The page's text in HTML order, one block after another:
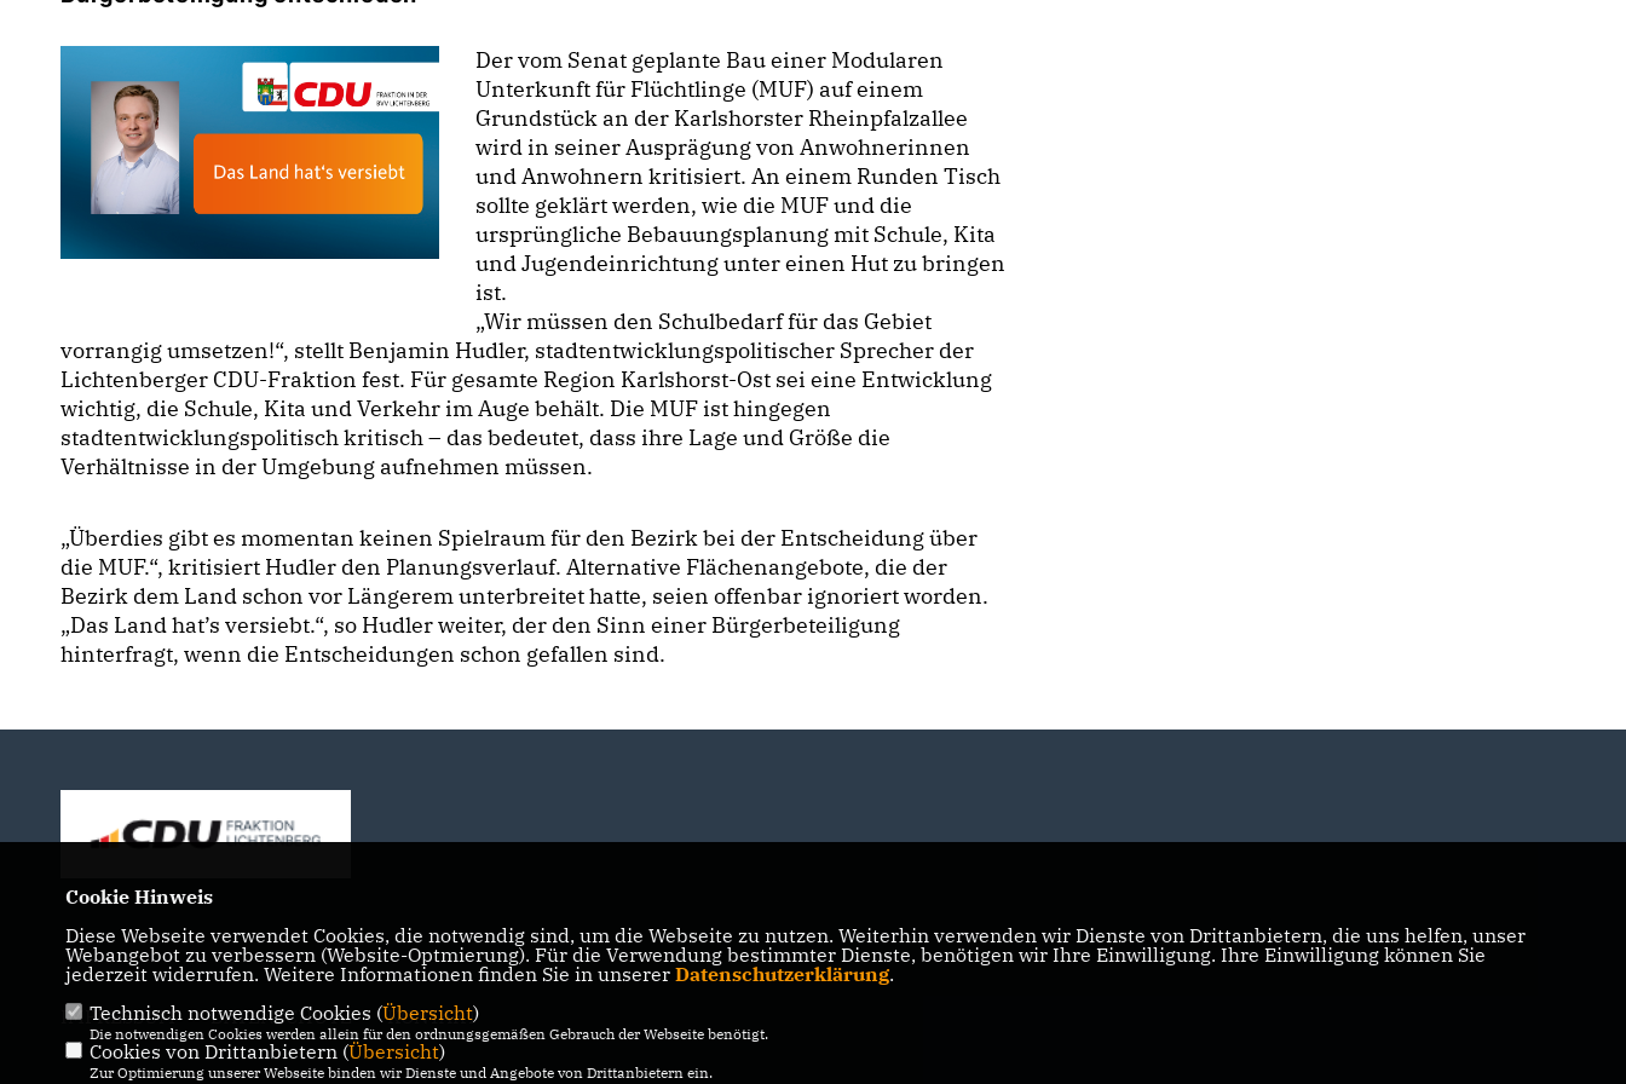
Der vom Senat geplante Bau einer Modularen
Unterkunft für Flüchtlinge (MUF) auf einem
Grundstück an der Karlshorster Rheinpfalzallee
wird in seiner Ausprägung von Anwohnerinnen
und Anwohnern kritisiert. An einem Runden Tisch
sollte geklärt werden, wie die MUF und die
ursprüngliche Bebauungsplanung mit Schule, Kita
und Jugendeinrichtung unter einen Hut zu bringen
ist.
Wir müssen den Schulbedarf für das Gebiet
vorrangig umsetzen!“, stellt Benjamin Hudler, stadtentwicklungspolitischer Sprecher der
Lichtenberger CDU-Fraktion fest. Für gesamte Region Karlshorst-Ost sei eine Entwicklung
wichtig, die Schule, Kita und Verkehr im Auge behält. Die MUF ist hingegen
stadtentwicklungspolitisch kritisch – das bedeutet, dass ihre Lage und Größe die
Verhältnisse in der Umgebung aufnehmen müssen.
Überdies gibt es momentan keinen Spielraum für den Bezirk bei der Entscheidung über
die MUF.“, kritisiert Hudler den Planungsverlauf. Alternative Flächenangebote, die der
Bezirk dem Land schon vor Längerem unterbreitet hatte, seien offenbar ignoriert worden.
Das Land hat’s versiebt.“, so Hudler weiter, der den Sinn einer Bürgerbeteiligung
hinterfragt, wenn die Entscheidungen schon gefallen sind.
IMPRESSUM DATENSCHUTZ KONTAKT
Cookie Hinweis
Diese Webseite verwendet Cookies, die notwendig sind, um die Webseite zu nutzen. Weiterhin verwenden wir Dienste von Drittanbietern, die uns helfen, unser
Webangebot zu verbessern (Website-Optmierung). Für die Verwendung bestimmter Dienste, benötigen wir Ihre Einwilligung. Ihre Einwilligung können Sie
jederzeit widerrufen. Weitere Informationen finden Sie in unserer Datenschutzerklärung.
Technisch notwendige Cookies (Übersicht)
Die notwendigen Cookies werden allein für den ordnungsgemäßen Gebrauch der Webseite benötigt.
Cookies von Drittanbietern (Übersicht)
Zur Optimierung unserer Webseite binden wir Dienste und Angebote von Drittanbietern ein.